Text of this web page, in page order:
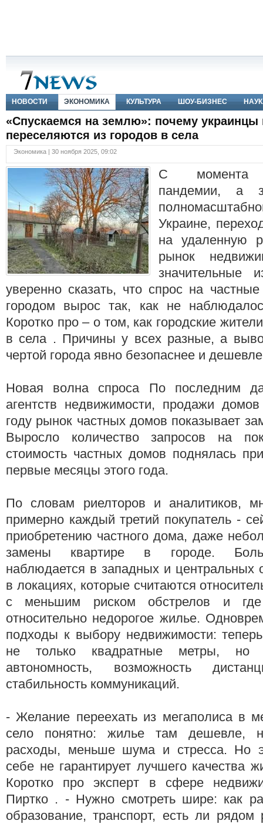
НОВОСТИ ЭКОНОМИКА КУЛЬТУРА ШОУ-БИЗНЕС
«Спускаемся на землю»: почему украинцы
переселяются из городов в села
Экономика | 30 ноября 2025, 09:02
С момента
пандемии, а
Украине,
на удаленную
рынок
значительные
уверенно сказать, что спрос на
городом вырос так, как не
Коротко про – о том, как городские
в села . Причины у всех разные, а
чертой города явно безопаснее и
Новая волна спроса По последним
агентств недвижимости, продажи
году рынок частных домов показывает
Выросло количество запросов на
стоимость частных домов поднялась
первые месяцы этого года.
По словам риелторов и аналитиков,
примерно каждый третий покупатель -
приобретению частного дома, даже
замены квартире в городе.
наблюдается в западных и центральных
в локациях, которые считаются
с меньшим риском обстрелов и
относительно недорогое жилье.
подходы к выбору недвижимости:
не только квадратные метры, но
автономность, возможность
стабильность коммуникаций.
- Желание переехать из мегаполиса в
село понятно: жилье там дешевле,
расходы, меньше шума и стресса. Но
себе не гарантирует лучшего качества
Коротко про эксперт в сфере
Пиртко . - Нужно смотреть шире: как
образование, транспорт, есть ли